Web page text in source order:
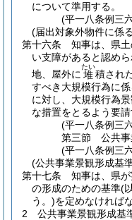
について準用する。
(平一八条例三
(届出対象外物件に係
第十六条
知事は、県
い支障があると認め
地、屋外に 堆
たい
積され
すべき大規模行為に
に対し、大規模行為
な措置をとるよう要請
(平一八条例三
第三節
公共
(平一八条例三
(公共事業景観形成基
第十七条
知事は、県
の形成のための基準(
う。)を定めなければ
2
公共事業景観形成基